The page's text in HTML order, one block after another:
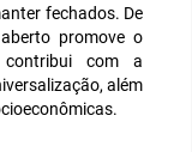
fechados. De
promove o
contribui com a
além